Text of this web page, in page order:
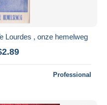
Lourdes , onze hemelweg
Professional